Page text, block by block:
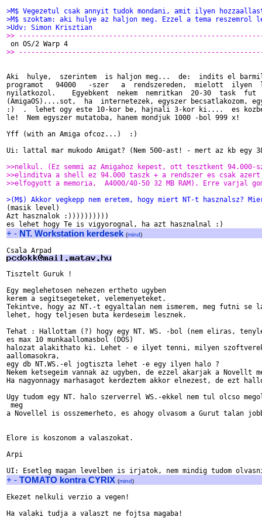
>M$ Vegezetul csak annyit tudok mondani, amit ilyen
>M$ szoktam: aki hulye az haljon meg. Ezzel a tema reszemrol
>Udv: Simon Krisztian
>>
on OS/2 Warp 4
>>
Aki  hulye,  szerintem  is haljon meg...  de:  indits el
programot   94000   -szer   a  rendszereden,  mielott  ilyen
nyilatkozol.    Egyebkent  nekem  nemritkan  20-30  task  fut
(AmigaOS)....sot,  ha  internetezek, egyszer becsatlakozom,
:)  .  lehet ogy este 10-kor be, hajnali 3-kor ki....  es
le!  Nem egyszer mutatoba, hanem mondjuk 1000 -bol 999 x!
Yff (with an Amiga ofcoz...)  :)
Ui: lattal mar mukodo Amigat? (Nem 500-ast! - mert az kb egy
>>nelkul. (Ez semmi az Amigahoz kepest, ott tesztkent
>>elinditva a shell ez 94.000 taszk + a rendszer es csak azert
>>elfogyott a memoria,  A4000/40-50 32 MB RAM). Erre varjal
>(M$) Akkor vegkepp nem eretem, hogy miert NT-t hasznalsz?
(masik level)
Azt hasznalok :))))))))))
+ - NT. Workstation kerdesek (mind)
Tisztelt Guruk !
Egy meglehetosen nehezen ertheto ugyben
kerem a segitsegeteket, velemenyeteket.
Tekintve, hogy az NT.-t egyaltalan nem ismerem, meg futni se
lehet, hogy teljesen buta kerdeseim lesznek.
Tehat : Hallottam (?) hogy egy NT. WS. -bol (nem eliras,
es max 10 munkaallomasbol (DOS)
halozat alakithato ki. Lehet - e ilyet tenni, milyen szoftverek
aallomasokra,
egy db NT.WS.-el jogtiszta lehet -e egy ilyen halo ?
Nekem ketsegeim vannak az ugyben, de ezzel akarjak a Novellt
Ha nagyonnagy marhasagot kerdeztem akkor elnezest, de ezt
Ugy tudom egy NT. halo szerverrel WS.-ekkel nem tul olcso
meg
a Novellel is osszemerheto, es ahogy olvasom a Gurut talan
Elore is koszonom a valaszokat.
Arpi
+ - TOMATO kontra CYRIX (mind)
Ekezet nelkuli verzio a vegen!
Ha valaki tudja a valaszt ne fojtsa magaba!